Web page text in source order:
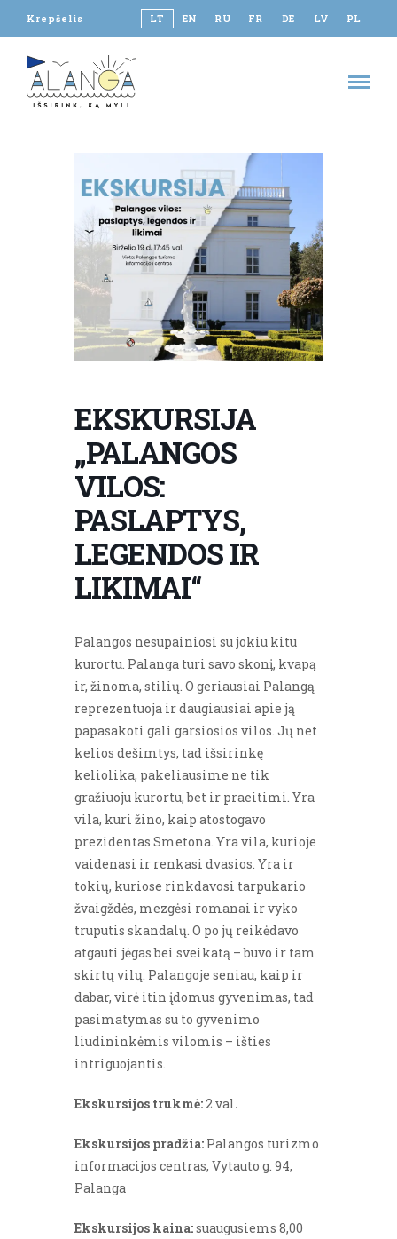
Krepšelis LT EN RU FR DE LV PL
EKSKURSIJA
„PALANGOS
VILOS:
PASLAPTYS,
LEGENDOS IR
LIKIMAI“
Palangos nesupainiosi su jokiu kitu
kurortu. Palanga turi savo skonį, kvapą
ir, žinoma, stilių. O geriausiai Palangą
reprezentuoja ir daugiausiai apie ją
papasakoti gali garsiosios vilos. Jų net
kelios dešimtys, tad išsirinkę
keliolika, pakeliausime ne tik
gražiuoju kurortu, bet ir praeitimi. Yra
vila, kuri žino, kaip atostogavo
prezidentas Smetona. Yra vila, kurioje
vaidenasi ir renkasi dvasios. Yra ir
tokių, kuriose rinkdavosi tarpukario
žvaigždės, mezgėsi romanai ir vyko
truputis skandalų. O po jų reikėdavo
atgauti jėgas bei sveikatą – buvo ir tam
skirtų vilų. Palangoje seniau, kaip ir
dabar, virė itin įdomus gyvenimas, tad
pasimatymas su to gyvenimo
liudininkėmis vilomis – išties
intriguojantis.
Ekskursijos trukmė:2 val.
Ekskursijos pradžia: Palangos turizmo
informacijos centras, Vytauto g. 94,
Palanga
Ekskursijos kaina:suaugusiems 8,00